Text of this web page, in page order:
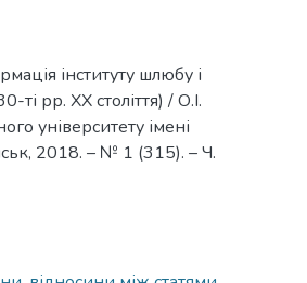
інституту шлюбу і
ті рр. ХХ століття) / О.І.
університету імені
2018. – № 1 (315). – Ч.